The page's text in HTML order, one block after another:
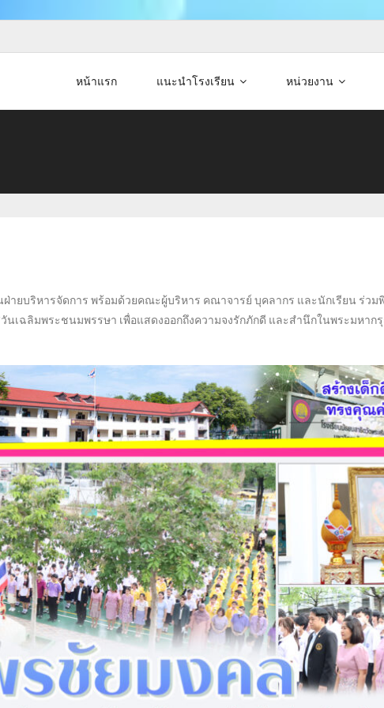
หน้าแรก
แนะนำโรงเรียน หน่วยงาน
ายบริหารจัดการ พร้อมด้วยคณะผู้บริหาร คณาจารย์ บุคลากร และนักเรียน ร่ว
นเฉลิมพระชนมพรรษา เพื่อแสดงออกถึงความจงรักภักดี และสำนึกในพระมห